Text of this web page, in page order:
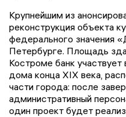
Крупнейшим из
реконструкция объекта
федерального значения
Петербурге. Площадь
Костроме банк
дома конца XIX века,
части города: после
административный
один проект будет